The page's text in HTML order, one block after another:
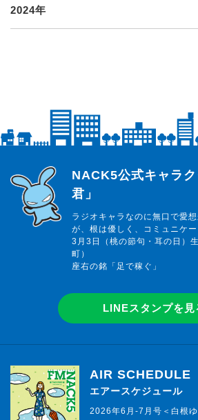
2024年
らじっと君
NACK5公式キャラ
君」
ラジオキャラなのに無口で愛
が、根は優しく、コミュニケ
3月3日（桃の節句・耳の日）
町）
座右の銘「足で稼ぐ」
LINEスタンプを見
AIR SCHEDULE
エアースケジュール
2026年6月-7月号＜白根ゆ